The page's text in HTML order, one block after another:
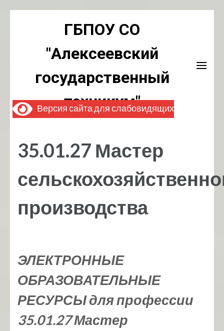
ГБПОУ СО
"Алексеевский
государственный
техникум"
35.01.27 Мастер
производства
ЭЛЕКТРОННЫЕ
ОБРАЗОВАТЕЛЬНЫЕ
РЕСУРСЫ для профессии
35.01.27 Мастер
Версия сайта для слабовидящих